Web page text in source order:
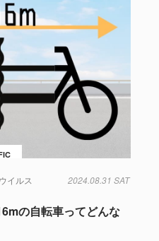
イルス 2024.08.31 SAT
の自転車ってどんな